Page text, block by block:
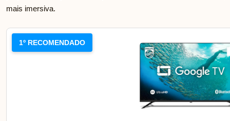
mais imersiva.
1º RECOMENDADO